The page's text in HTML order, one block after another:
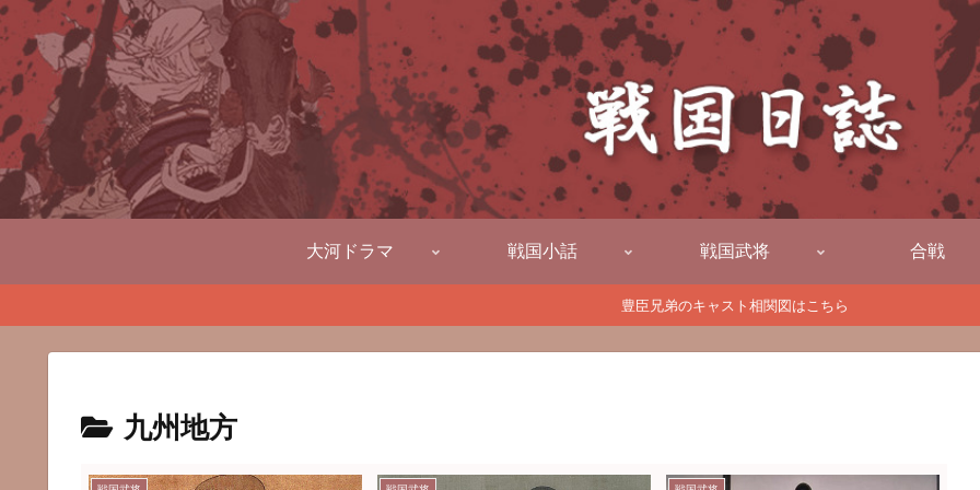
大河ドラマ 戦国小話 戦国武将 合戦
豊臣兄弟のキャスト相関図はこちら
九州地方